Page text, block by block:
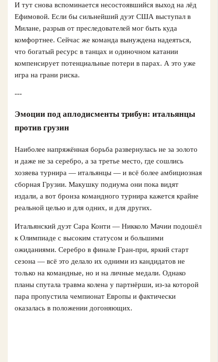
И тут снова вспоминается несостоявшийся выход на лёд
Ефимовой. Если бы сильнейший дуэт США выступал в
Милане, разрыв от преследователей мог быть куда
комфортнее. Сейчас же команда вынуждена надеяться,
что богатый ресурс в танцах и одиночном катании
компенсирует потенциальные потери в парах. А это уже
игра на грани риска.
---
Эмоции под аплодисменты трибун: итальянцы
против грузин
Наиболее напряжённая борьба развернулась не за золото
и даже не за серебро, а за третье место, где сошлись
хозяева турнира — итальянцы — и всё более амбициозная
сборная Грузии. Макушку подиума они пока видят
издали, а вот бронза командного турнира кажется крайне
реальной целью и для одних, и для других.
Итальянский дуэт Сара Конти — Никколо Мачии подошёл
к Олимпиаде с высоким статусом и большими
ожиданиями. Серебро в финале Гран-при, яркий старт
сезона — всё это делало их одними из кандидатов не
только на командные, но и на личные медали. Однако
планы спутала травма колена у партнёрши, из-за которой
пара пропустила чемпионат Европы и фактически
оказалась в положении догоняющих.